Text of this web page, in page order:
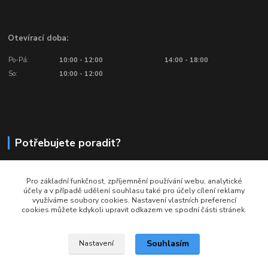
Otevírací doba:
Po-Pá: 10:00 - 12:00
14:00 - 18:00
So:
10:00 - 12:00
Potřebujete poradit?
Volejte: Po - Pá (10:00 - 18:00)
info@ragbyobchod.cz
Pro základní funkčnost, zpříjemnění používání webu, analytické
účely a v případě udělení souhlasu také pro účely cílení reklamy
využíváme soubory cookies. Nastavení vlastních preferencí
cookies můžete kdykoli upravit odkazem ve spodní části stránek.
Nastavení Souhlasím